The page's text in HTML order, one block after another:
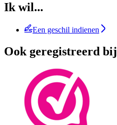
Ik wil...
Een geschil indienen
Ook geregistreerd bij